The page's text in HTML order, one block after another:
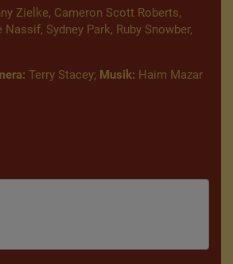
Zielke, Cameron Scott Roberts,
Sydney Park, Ruby Snowber,
Terry Stacey; Musik: Haim Mazar